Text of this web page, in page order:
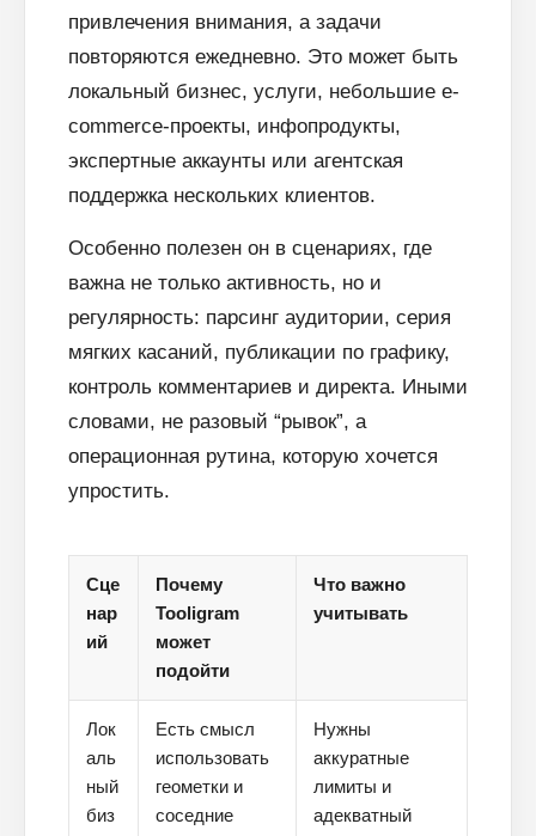
привлечения внимания, а задачи
повторяются ежедневно. Это может быть
локальный бизнес, услуги, небольшие e-
commerce-проекты, инфопродукты,
экспертные аккаунты или агентская
поддержка нескольких клиентов.
Особенно полезен он в сценариях, где
важна не только активность, но и
регулярность: парсинг аудитории, серия
мягких касаний, публикации по графику,
контроль комментариев и директа. Иными
словами, не разовый “рывок”, а
операционная рутина, которую хочется
упростить.
Сце
нар
ий
Почему
Tooligram
может
подойти
Что важно
учитывать
Лок
аль
ный
биз
Есть смысл
использовать
геометки и
соседние
Нужны
аккуратные
лимиты и
адекватный